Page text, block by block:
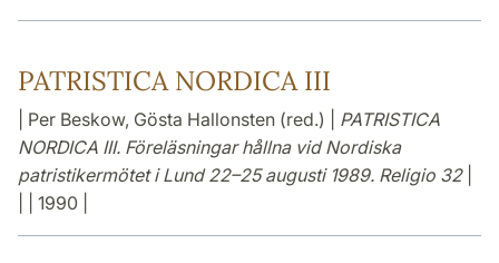
PATRISTICA NORDICA III
| Per Beskow, Gösta Hallonsten (red.) | PATRISTICA
NORDICA III. Föreläsningar hållna vid Nordiska
patristikermötet i Lund 22–25 augusti 1989. Religio 32|
| | 1990 |